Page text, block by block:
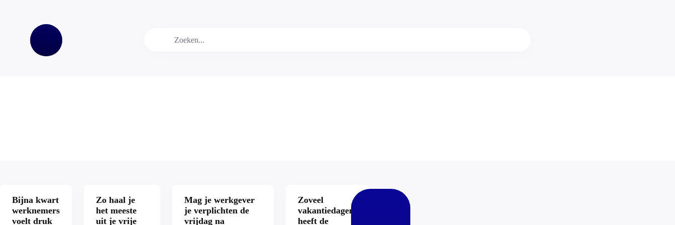
Bijna kwart
werknemers
voelt druk
Zo haal je
het meeste
uit je vrije
Mag je werkgever
je verplichten de
vrijdag na
Zoveel
vakantiedagen
heeft de